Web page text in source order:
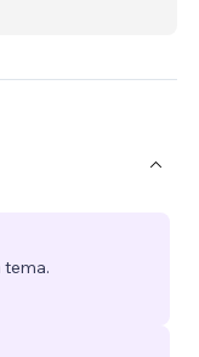
tema.